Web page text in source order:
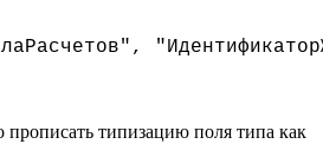
типизацию поля типа как